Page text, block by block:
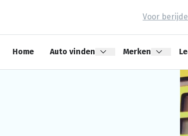
Voor
Home Auto vinden Merken